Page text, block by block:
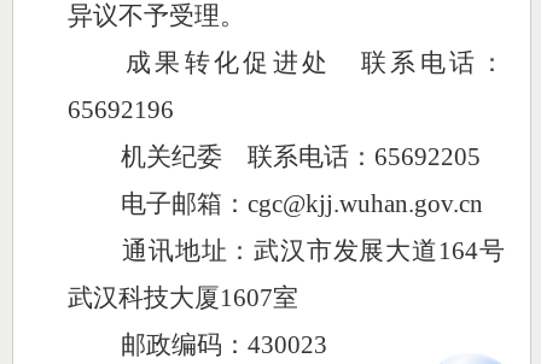
异议不予受理。
成果转化促进处 联系电话：
65692196
机关纪委 联系电话： 65692205
电子邮箱：cgc@kjj.wuhan.gov.cn
通讯地址：武汉市发展大道164号
武汉科技大厦1607室
邮政编码：430023